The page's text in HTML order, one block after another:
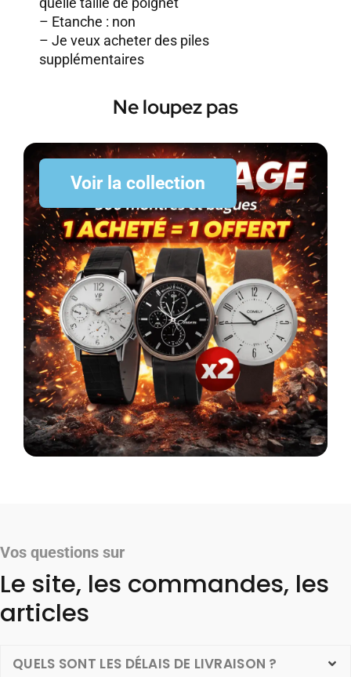
– Etanche : non
– Je veux acheter des piles
supplémentaires
Ne loupez pas
Voir la collection
Vos questions sur
Le site, les commandes, les
articles
QUELS SONT LES DÉLAIS DE LIVRAISON ?